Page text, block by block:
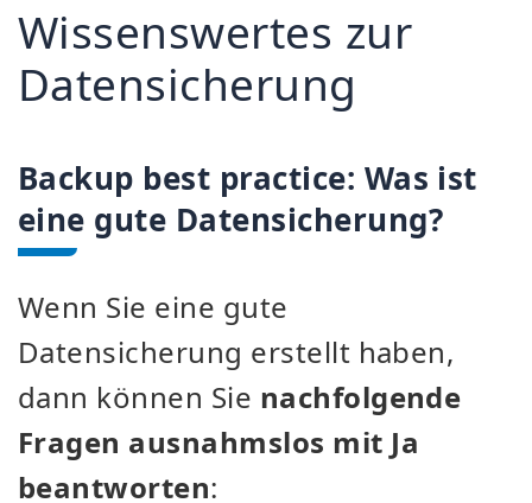
Wissenswertes zur
Datensicherung
Backup best practice: Was ist
eine gute Datensicherung?
Wenn Sie eine gute
Datensicherung erstellt haben,
dann können Sie nachfolgende
Fragen ausnahmslos mit Ja
beantworten: